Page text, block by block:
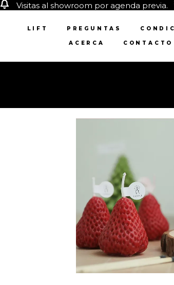
Visitas al showroom por agenda previa.
LIFT PREGUNTAS
ACERCA CONTACTO